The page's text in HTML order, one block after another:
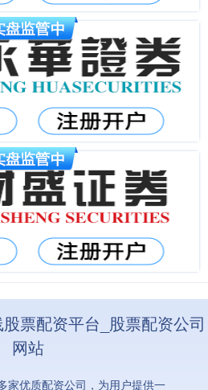
票配资平台_股票配资公司
网站
家优质配资公司，为用户提供一